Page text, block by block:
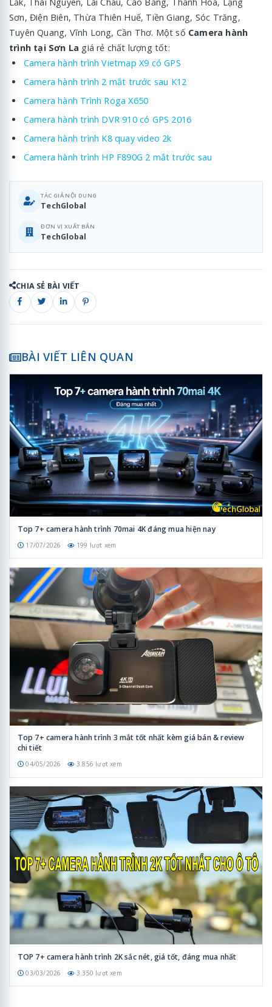
Lắk, Thái Nguyên, Lai Châu, Cao Bằng, Thanh Hóa, Lạng
Sơn, Điện Biên, Thừa Thiên Huế, Tiền Giang, Sóc Trăng,
Tuyên Quang, Vĩnh Long, Cần Thơ. Một số Camera hành
trình tại Sơn La giá rẻ chất lượng tốt:
Camera hành trình Vietmap X9 có GPS
Camera hành trình 2 mắt trước sau K12
Camera hành Trình Roga X650
Camera hành trình DVR 910 có GPS 2016
Camera hành trình K8 quay video 2k
Camera hành trình HP F890G 2 mắt trước sau
TÁC GIẢ NỘI DUNG
TechGlobal
ĐƠN VỊ XUẤT BẢN
TechGlobal
CHIA SẺ BÀI VIẾT
BÀI VIẾT LIÊN QUAN
Top 7+ camera hành trình 70mai 4K đáng mua hiện nay
17/07/2026 199 lượt xem
Top 7+ camera hành trình 3 mắt tốt nhất kèm giá bán & review
chi tiết
04/05/2026 3.856 lượt xem
TOP 7+ camera hành trình 2K sắc nét, giá tốt, đáng mua nhất
03/03/2026 3.350 lượt xem